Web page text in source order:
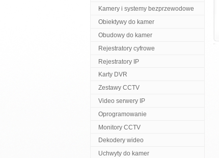
Kamery i systemy bezprzewodowe
Obiektywy do kamer
Obudowy do kamer
Rejestratory cyfrowe
Rejestratory IP
Karty DVR
Zestawy CCTV
Video serwery IP
Oprogramowanie
Monitory CCTV
Dekodery wideo
Uchwyty do kamer